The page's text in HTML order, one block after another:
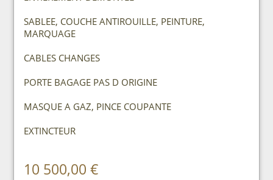
SABLEE, COUCHE ANTIROUILLE, PEINTURE,
MARQUAGE
CABLES CHANGES
PORTE BAGAGE PAS D ORIGINE
MASQUE A GAZ, PINCE COUPANTE
EXTINCTEUR
10 500,00 €